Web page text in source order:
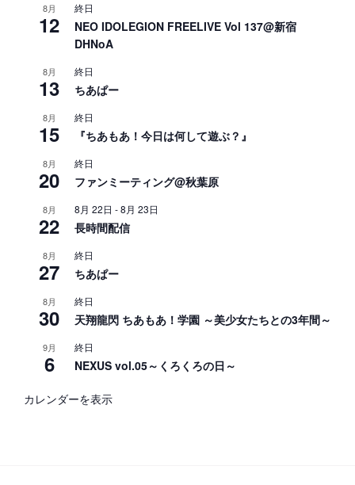
8月
12
終日
NEO IDOLEGION FREELIVE Vol 137@新宿
DHNoA
8月
13
終日
ちあぱー
8月
15
終日
『ちあもあ！今日は何して遊ぶ？』
8月
20
終日
ファンミーティング@秋葉原
8月
22
8月 22日 -8月 23日
長時間配信
8月
27
終日
ちあぱー
8月
30
終日
天翔龍閃 ちあもあ！学園 ～美少女たちとの3年間～
9月
6
終日
NEXUS vol.05～くろくろの日～
カレンダーを表示